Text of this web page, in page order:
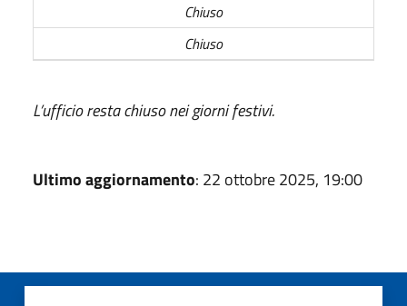
Chiuso
Chiuso
L’ufficio resta chiuso nei giorni festivi.
Ultimo aggiornamento: 22 ottobre 2025, 19:00